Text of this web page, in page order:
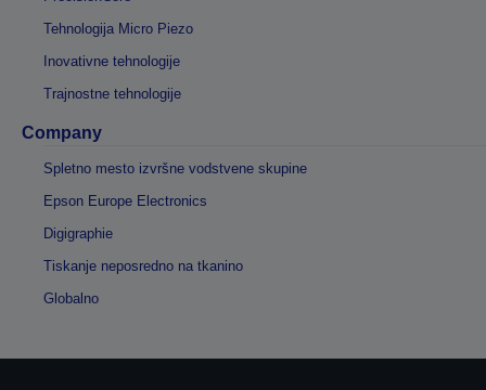
Tehnologija Micro Piezo
Inovativne tehnologije
Trajnostne tehnologije
Company
Spletno mesto izvršne vodstvene skupine
Epson Europe Electronics
Digigraphie
Tiskanje neposredno na tkanino
Globalno